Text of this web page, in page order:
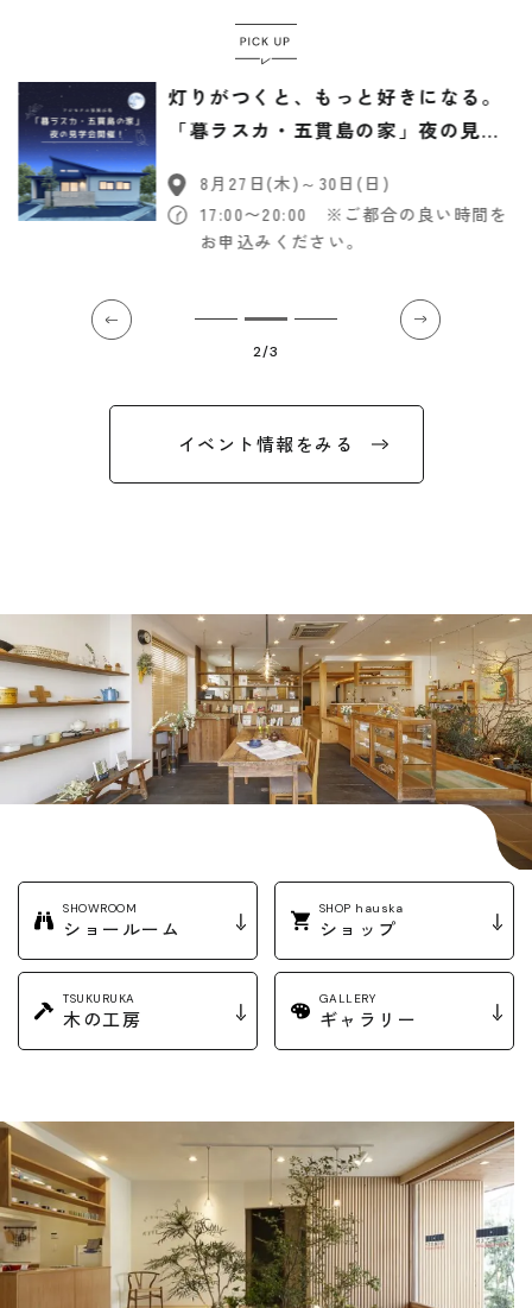
2/3
灯りがつくと、もっと好きになる。
「暮ラスカ・五貫島の家」夜の見学
8月27日(木)～30日(日)
17:00〜20:00 ※ご都合の良い時間を
お申込みください。
イベント情報をみる
SHOWROOM
ショールーム
SHOP hauska
ショップ
TSUKURUKA
木の工房
GALLERY
ギャラリー